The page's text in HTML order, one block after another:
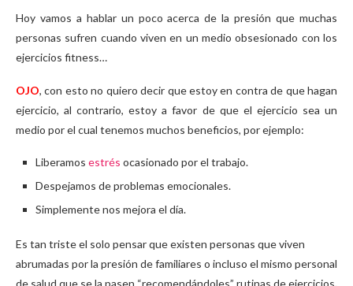
Hoy vamos a hablar un poco acerca de la presión que muchas
personas sufren cuando viven en un medio obsesionado con los
ejercicios fitness…
OJO, con esto no quiero decir que estoy en contra de que hagan
ejercicio, al contrario, estoy a favor de que el ejercicio sea un
medio por el cual tenemos muchos beneficios, por ejemplo:
Liberamos estrés ocasionado por el trabajo.
Despejamos de problemas emocionales.
Simplemente nos mejora el día.
Es tan triste el solo pensar que existen personas que viven
abrumadas por la presión de familiares o incluso el mismo personal
de salud que se la pasen “recomendándoles” rutinas de ejercicios.